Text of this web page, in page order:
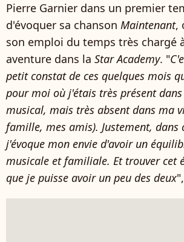
Pierre Garnier dans un premier
d'évoquer sa chanson Maintenant,
son emploi du temps très chargé
aventure dans la Star Academy. "
petit constat de ces quelques mois
pour moi où j'étais très présent
musical, mais très absent dans ma
famille, mes amis). Justement, dans
j'évoque mon envie d'avoir un
musicale et familiale. Et trouver cet
que je puisse avoir un peu des deux